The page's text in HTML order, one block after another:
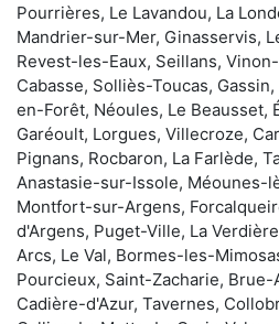
Pourrières, Le Lavandou, La
Mandrier-sur-Mer, Ginasservis,
Revest-les-Eaux, Seillans,
Cabasse, Solliès-Toucas,
en-Forêt, Néoules, Le Beausset,
Garéoult, Lorgues, Villecroze,
Pignans, Rocbaron, La Farlède,
Anastasie-sur-Issole, Méounes-
Montfort-sur-Argens,
d'Argens, Puget-Ville, La
Arcs, Le Val, Bormes-les-
Pourcieux, Saint-Zacharie,
Cadière-d'Azur, Tavernes,